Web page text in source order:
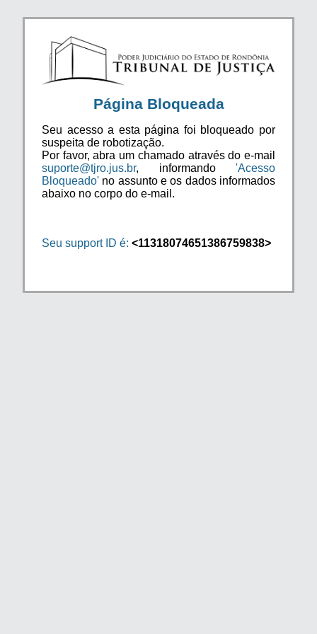
Página Bloqueada
Seu acesso a esta página foi bloqueado por
suspeita de robotização.
Por favor, abra um chamado através do e-mail
suporte@tjro.jus.br, informando 'Acesso
Bloqueado' no assunto e os dados informados
abaixo no corpo do e-mail.
Seu support ID é: <11318074651386759838>